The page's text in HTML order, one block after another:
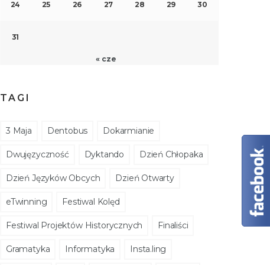
24 25 26 27 28 29 30
31
« cze
TAGI
3 Maja Dentobus Dokarmianie
Dwujęzyczność Dyktando Dzień Chłopaka
Dzień Języków Obcych Dzień Otwarty
eTwinning Festiwal Kolęd
Festiwal Projektów Historycznych Finaliści
Gramatyka Informatyka Insta.ling